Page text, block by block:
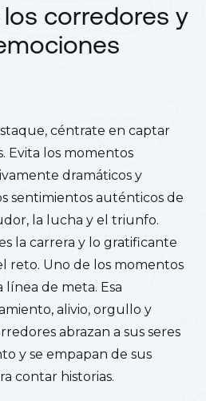
corredores y
céntrate en captar
Evita los momentos
dramáticos y
sentimientos auténticos de
la lucha y el triunfo.
la carrera y lo gratificante
reto. Uno de los momentos
línea de meta. Esa
alivio, orgullo y
abrazan a sus seres
y se empapan de sus
contar historias.